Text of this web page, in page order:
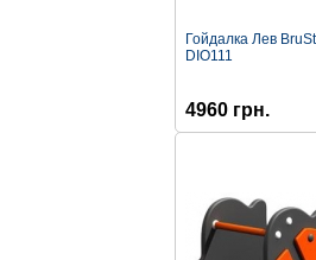
Гойдалка Лев
DIO111
4960 грн.